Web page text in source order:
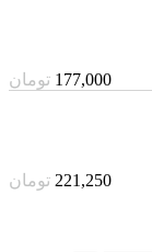
177,000 تومان
221,250 تومان